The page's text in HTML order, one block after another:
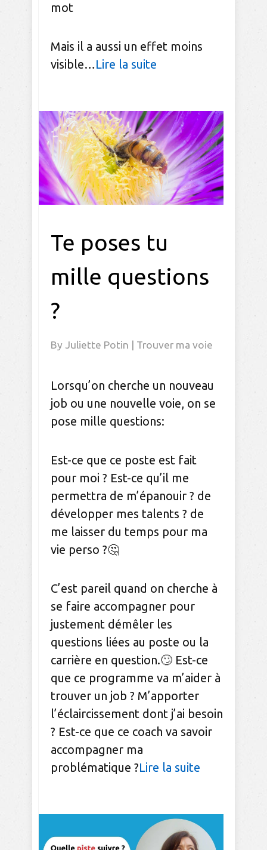
mot
Mais il a aussi un effet moins
visible…Lire la suite
Te poses tu
mille questions
?
By Juliette Potin | Trouver ma voie
Lorsqu’on cherche un nouveau
job ou une nouvelle voie, on se
pose mille questions:
Est-ce que ce poste est fait
pour moi ? Est-ce qu’il me
permettra de m’épanouir ? de
développer mes talents ? de
me laisser du temps pour ma
vie perso ?🤔
C’est pareil quand on cherche à
se faire accompagner pour
justement démêler les
questions liées au poste ou la
carrière en question.🙄 Est-ce
que ce programme va m’aider à
trouver un job ? M’apporter
l’éclaircissement dont j’ai besoin
? Est-ce que ce coach va savoir
accompagner ma
problématique ?Lire la suite